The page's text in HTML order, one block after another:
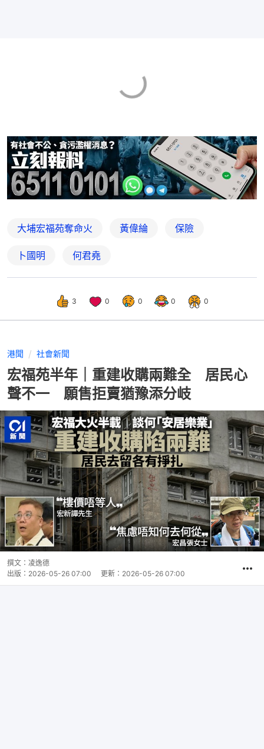
大埔宏福苑奪命火 黃偉綸 保險
卜國明 何君堯
3 0 0 0 0
港聞 社會新聞
宏福苑半年｜重建收購兩難全 居民心
聲不一 願售拒賣猶豫添分岐
撰文： 凌逸德
出版： 2026-05-26 07:00 更新： 2026-05-26 07:00